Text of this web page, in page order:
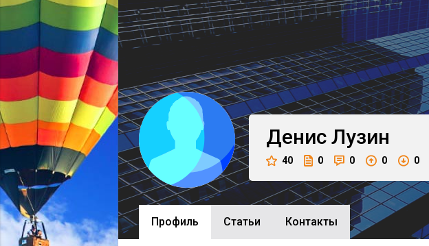
Денис Лузин
40 0 0 0 0
Профиль Cтатьи Контакты